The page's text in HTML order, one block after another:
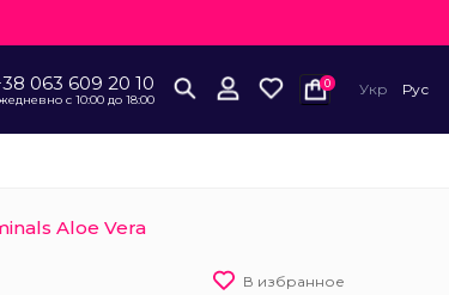
063 609 20 10
с 10:00 до 18:00
0 Укр Рус
Aloe Vera
В избранное